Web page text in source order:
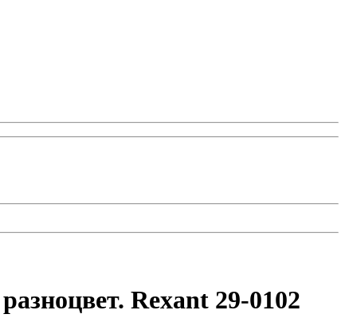
Rexant 29-0102